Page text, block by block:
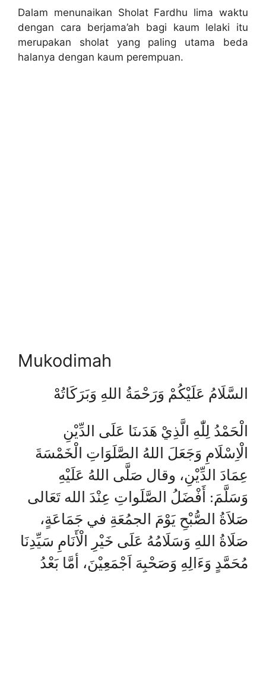
Dalam menunaikan Sholat Fardhu lima waktu
dengan cara berjama’ah bagi kaum lelaki itu
merupakan sholat yang paling utama beda
halanya dengan kaum perempuan.
Mukodimah
السَّلَامُ عَلَيْكُمْ وَرَحْمَةُ اللهِ وَبَرَكَاتُهْ
الْحَمْدُ لِلّٰهِ الَّذِيْ هَدَىنَا عَلَى الدِّيْنِ
الْاِسْلَامِ وَجَعَلَ اللهُ الصَّلَوَاتِ الْخَمْسَةَ
عِمَادَ الدِّيْنِ، وقال صَلَّى اللهُ عَلَيْهِ
وَسَلَّمَ: أَفْضَلُ الصَّلَواتِ عِنْدَ الله تَعَالى
صَلاَةُ الصُّبْحِ يَوْمَ الجمُعَةِ في جَمَاعَةٍ،
صَلَاةُ اللهِ وَسَلَامُهُ عَلَى خَيْرِ الْأَنَامِ سَيِّدِنَا
مُحَمَّدٍ وَءَالِهِ وَصَحْبِهَ اَجْمَعِيْنَ، أمَّا بَعْدُ